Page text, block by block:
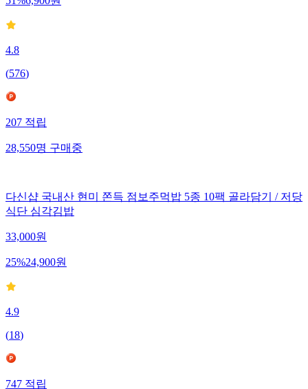
4.8
(576)
207 적립
28,550명 구매중
다신샵 국내산 현미 쫀득 점보주먹밥 5종 10팩 골라담기 / 저당
식단 심각김밥
33,000원
25%24,900원
4.9
(18)
747 적립